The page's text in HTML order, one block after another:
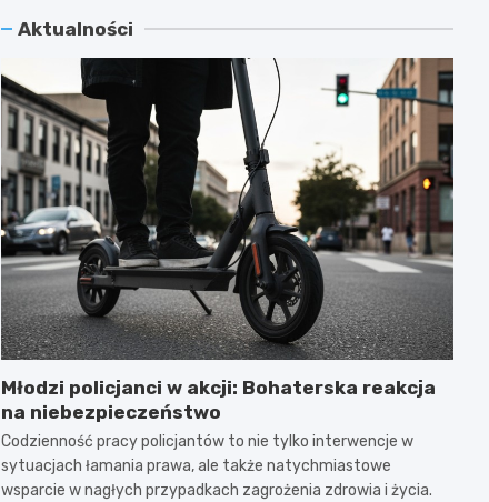
Aktualności
Młodzi policjanci w akcji: Bohaterska reakcja
na niebezpieczeństwo
Codzienność pracy policjantów to nie tylko interwencje w
sytuacjach łamania prawa, ale także natychmiastowe
wsparcie w nagłych przypadkach zagrożenia zdrowia i życia.